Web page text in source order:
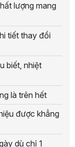
lượng mang
tiết thay đổi
biết, nhiệt
là trên hết
được khẳng
dù chỉ 1